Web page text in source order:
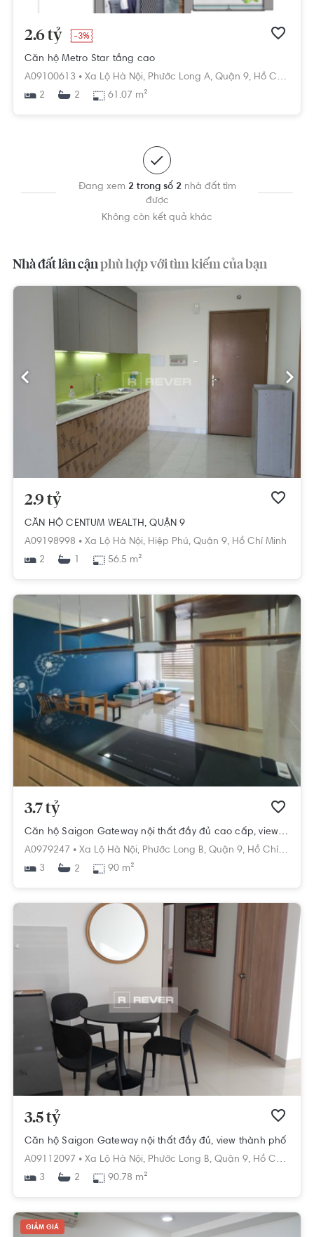
2.6 tỷ -3%
Căn hộ Metro Star tầng cao
A09100613 • Xa Lộ Hà Nội, Phước Long A, Quận 9, Hồ Chí Minh
2
2 61.07 m²
Đang xem 2 trong số 2nhà đất tìm
được
Không còn kết quả khác
Nhà đất lân cậnphù hợp với tìm kiếm của bạn
2.9 tỷ
CĂN HỘ CENTUM WEALTH, QUẬN 9
A09198998 • Xa Lộ Hà Nội, Hiệp Phú, Quận 9, Hồ Chí Minh
2
1 56.5 m²
3.7 tỷ
Căn hộ Saigon Gateway nội thất đầy đủ cao cấp, view thành phố thoáng mát
A0979247 • Xa Lộ Hà Nội, Phước Long B, Quận 9, Hồ Chí Minh
3
2 90 m²
3.5 tỷ
Căn hộ Saigon Gateway nội thất đầy đủ, view thành phố
A09112097 • Xa Lộ Hà Nội, Phước Long B, Quận 9, Hồ Chí Minh
3
2 90.78 m²
GIẢM GIÁ